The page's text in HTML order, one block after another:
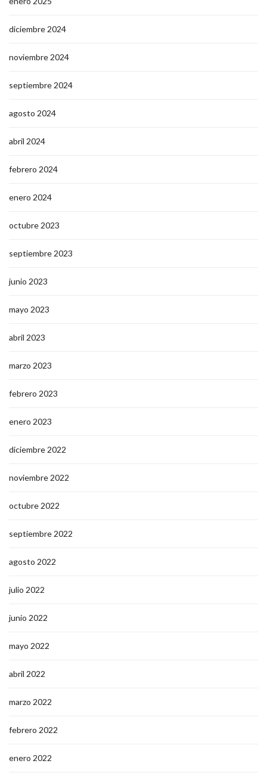
diciembre 2024
noviembre 2024
septiembre 2024
agosto 2024
abril 2024
febrero 2024
enero 2024
octubre 2023
septiembre 2023
junio 2023
mayo 2023
abril 2023
marzo 2023
febrero 2023
enero 2023
diciembre 2022
noviembre 2022
octubre 2022
septiembre 2022
agosto 2022
julio 2022
junio 2022
mayo 2022
abril 2022
marzo 2022
febrero 2022
enero 2022